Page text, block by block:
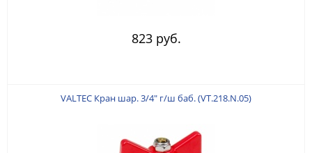
823 руб.
VALTEC Кран шар. 3/4" г/ш баб. (VT.218.N.05)